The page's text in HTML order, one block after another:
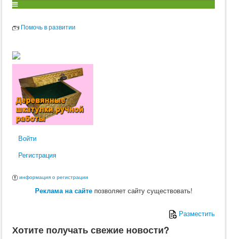
У
Х
Ч
Ш
Щ
Э
Я
Помочь в развитии
Войти
Регистрация
информация о регистрации
Реклама на сайтепозволяет сайту существовать!
Разместить
Хотите получать свежие новости?